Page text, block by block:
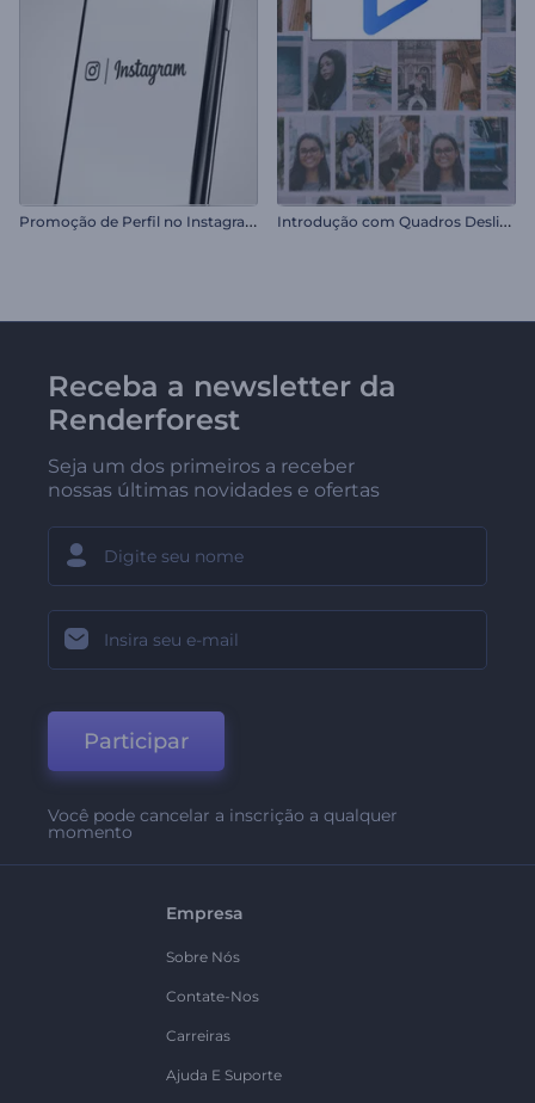
P
romoção de Perfil no Instagram I
ntrodução com Quadros Deslizantes
Receba a newsletter da
Renderforest
Seja um dos primeiros a receber
nossas últimas novidades e ofertas
Participar
Você pode cancelar a inscrição a qualquer
momento
Empresa
Sobre Nós
Contate-Nos
Carreiras
Ajuda E Suporte